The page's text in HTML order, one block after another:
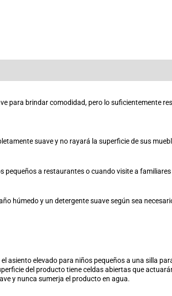
para brindar comodidad, pero lo suficientemente
suave y no rayará la superficie de sus
pequeños a restaurantes o cuando visite a
húmedo y un detergente suave según sea
asiento elevado para niños pequeños a una silla
del producto tiene celdas abiertas que
y nunca sumerja el producto en agua.